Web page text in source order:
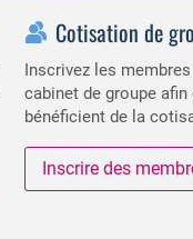
Cotisation de
Inscrivez les
cabinet de groupe afin
bénéficient de la
Inscrire des